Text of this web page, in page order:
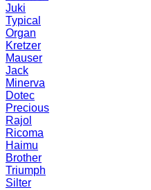
Juki
Typical
Organ
Kretzer
Mauser
Jack
Minerva
Dotec
Precious
Rajol
Ricoma
Haimu
Brother
Triumph
Silter